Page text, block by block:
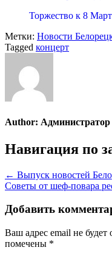
Торжество к 8
Метки: Новости
Tagged концерт
Author: Администратор
Навигация по
← Выпуск новостей
Советы от шеф-повара
Добавить
Ваш адрес email не будет
помечены *